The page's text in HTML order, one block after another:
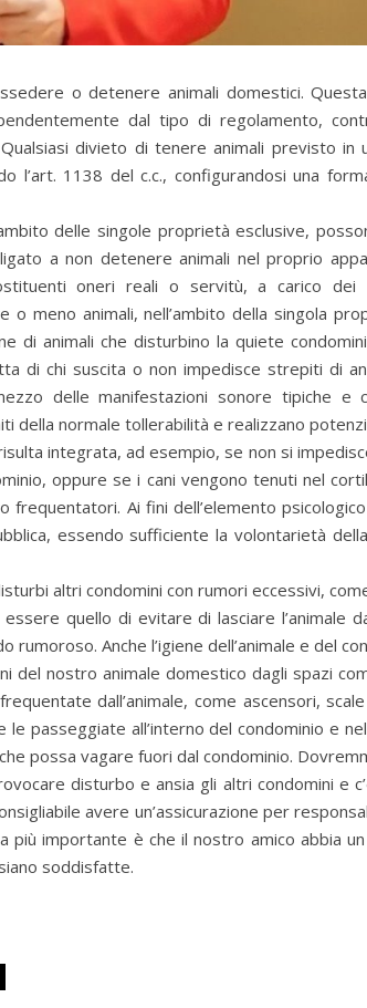
o detenere animali domestici.
dal tipo di regolamento,
divieto di tenere animali previsto in
l’art. 1138 del c.c., configurandosi una
delle singole proprietà esclusive,
a non detenere animali nel proprio
oneri reali o servitù, a carico dei
meno animali, nell’ambito della singola
di animali che disturbino la quiete
di chi suscita o non impedisce strepiti di
delle manifestazioni sonore tipiche e
della normale tollerabilità e realizzano
integrata, ad esempio, se non si
oppure se i cani vengono tenuti nel
Ai fini dell’elemento
essendo sufficiente la volontarietà
altri condomini con rumori eccessivi,
quello di evitare di lasciare l’animale
Anche l’igiene dell’animale e del
nostro animale domestico dagli spazi
dall’animale, come ascensori,
passeggiate all’interno del condominio e
possa vagare fuori dal condominio.
disturbo e ansia gli altri condomini e
avere un’assicurazione per
più importante è che il nostro amico abbia
soddisfatte.